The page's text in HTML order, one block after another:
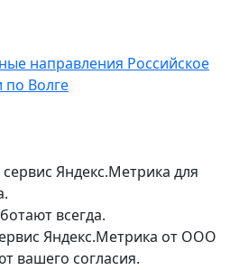
направления Российское
по Волге
Яндекс.Метрика для
всегда.
Яндекс.Метрика от ООО
вашего согласия.